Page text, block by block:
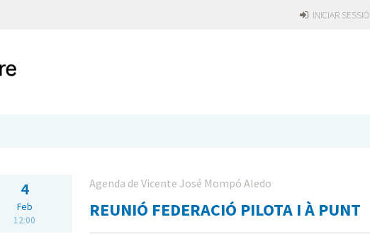
INICIAR SESSIÓ
4
Feb
12:00
Agenda de Vicente José Mompó Aledo
REUNIÓ FEDERACIÓ PILOTA I À PUNT